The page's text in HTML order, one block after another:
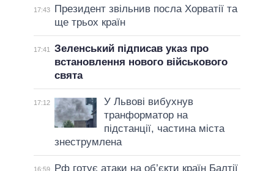
17:43
Президент звільнив посла Хорватії та
ще трьох країн
17:41 Зеленський підписав указ про
встановлення нового військового
свята
17:12
У Львові вибухнув
транформатор на
підстанції, частина міста
знеструмлена
16:59
Рф готує атаки на об’єкти країн Балтії